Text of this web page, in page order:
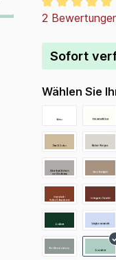
2
Sofort
Wählen Sie